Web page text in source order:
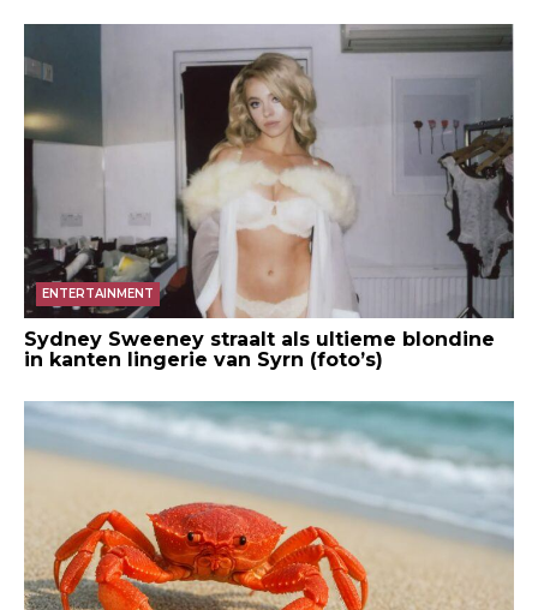
ENTERTAINMENT
Sydney Sweeney straalt als ultieme blondine
in kanten lingerie van Syrn (foto’s)